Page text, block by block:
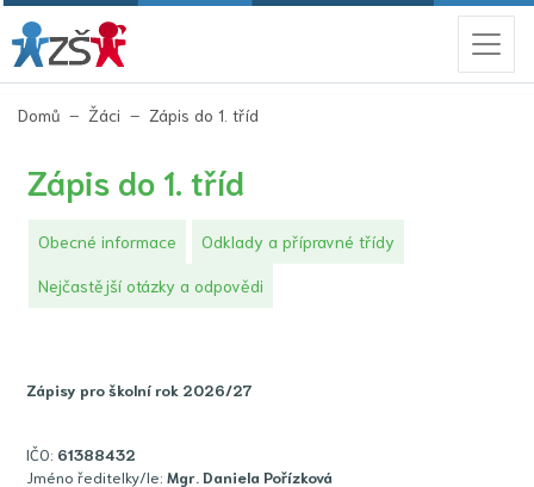
Domů Žáci Zápis do 1. tříd
Zápis do 1. tříd
Obecné informace Odklady a přípravné třídy
Nejčastější otázky a odpovědi
Zápisy pro školní rok 2026/27
IČO: 61388432
Jméno ředitelky/le: Mgr. Daniela Pořízková